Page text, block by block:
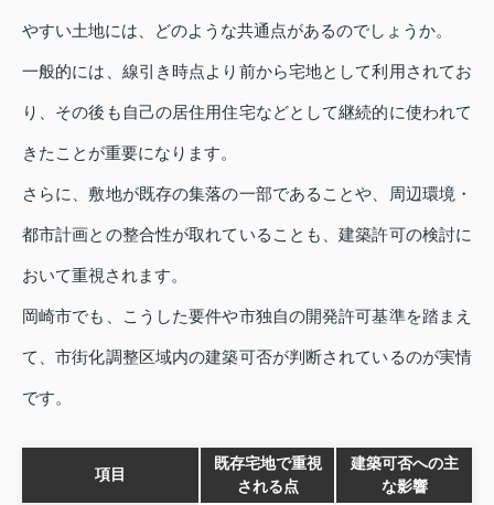
やすい土地には、どのような共通点があるのでしょうか。
一般的には、線引き時点より前から宅地として利用されてお
り、その後も自己の居住用住宅などとして継続的に使われて
きたことが重要になります。
さらに、敷地が既存の集落の一部であることや、周辺環境・
都市計画との整合性が取れていることも、建築許可の検討に
おいて重視されます。
岡崎市でも、こうした要件や市独自の開発許可基準を踏まえ
て、市街化調整区域内の建築可否が判断されているのが実情
です。
項目
既存宅地で重視
される点
建築可否への主
な影響